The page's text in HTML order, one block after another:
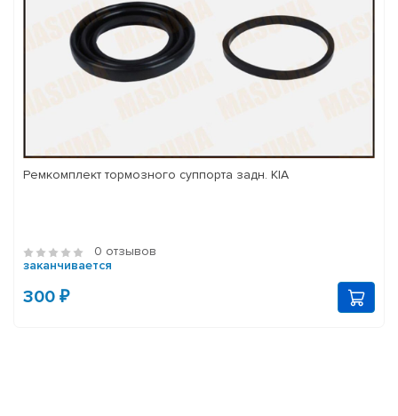
Ремкомплект тормозного суппорта задн. KIA
0 отзывов
заканчивается
300 ₽